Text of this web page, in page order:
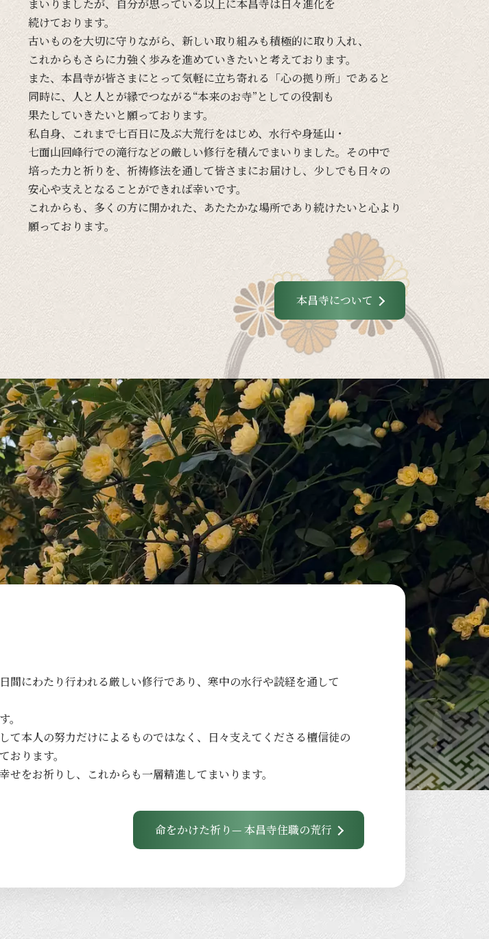
まいりましたが、自分が思っている以上に本昌寺は日々進化を
続けております。
古いものを大切に守りながら、 新しい取り組みも積極的に取り入れ、
これからも さらに力強く 歩みを進めていきたいと考えております。
また、 本昌寺が皆さまにとって気軽に立ち寄れる 「心の拠り所」であると
同時に、 人と 人とが縁でつながる“本来のお寺”と しての役割も
果たしていきたいと願っております。
私自身、
これまで七百日に及ぶ大荒行をはじめ、 水行や身延山・
七面山回峰行での滝行などの厳しい修行を積んでまいりました。 その中で
培った力と祈りを、 祈祷修法を通して皆さまにお届けし、少しでも 日々の
安心や支えとなる ことができれば幸いです。
これからも、 多くの方に開かれた、 あたたかな場所であり続けたいと心より
願っております。
本昌寺について
間にわたり行われる厳しい修行であり、 寒中の水行や読経を通して
。
て本人の努力だけによる ものではなく、 日々支えてくださる檀信徒の
おります。
幸せをお祈りし、 これからも一層精進してまいります。
命をかけた祈り— 本昌寺住職の荒行